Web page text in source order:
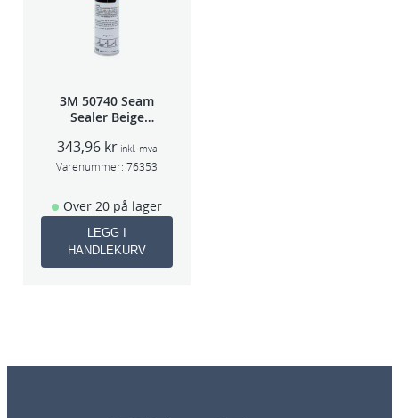
3M 50740 Seam
Sealer Beige
8851)
343,96 kr inkl. mva
Varenummer: 76353
Over 20 på lager
LEGG I
HANDLEKURV